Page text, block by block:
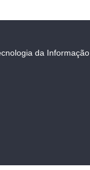
da Informação